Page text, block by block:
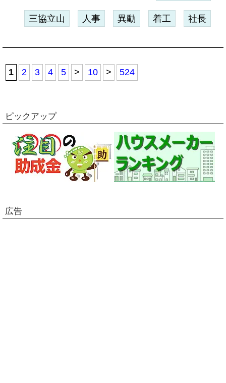
三協立山 人事 異動 着工 社長
1 2 3 4 5 > 10 > 524
ピックアップ
広告